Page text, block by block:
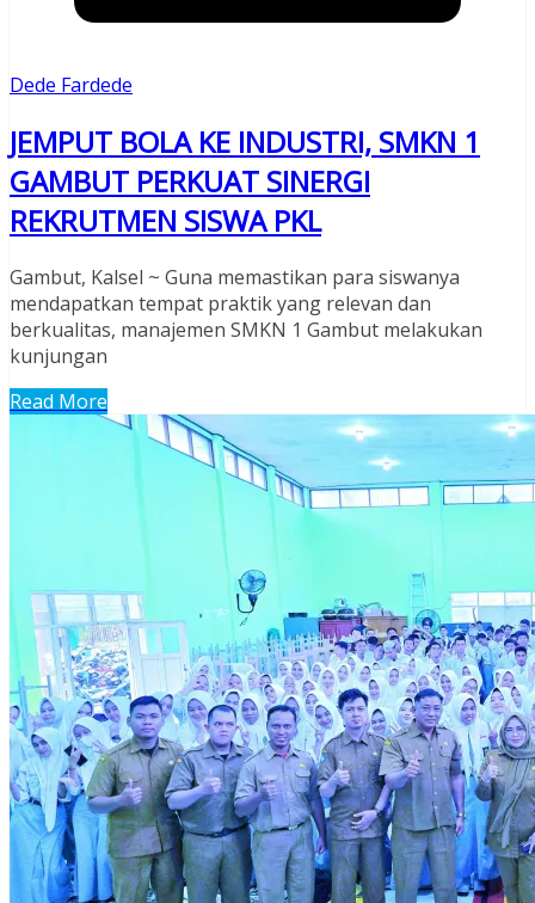
Dede Fardede
JEMPUT BOLA KE INDUSTRI, SMKN 1
GAMBUT PERKUAT SINERGI
REKRUTMEN SISWA PKL
Gambut, Kalsel ~ Guna memastikan para siswanya
mendapatkan tempat praktik yang relevan dan
berkualitas, manajemen SMKN 1 Gambut melakukan
kunjungan
Read More